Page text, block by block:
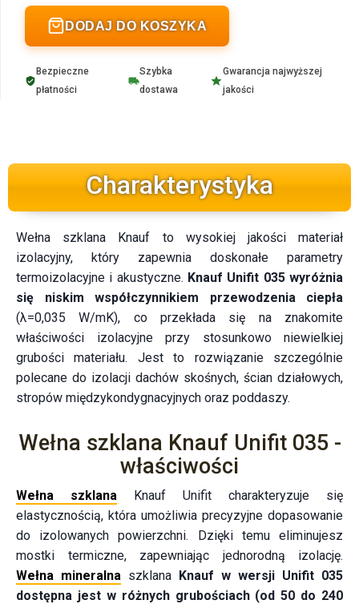
DODAJ DO KOSZYKA
Bezpieczne
płatności
Szybka
dostawa
Gwarancja najwyższej
jakości
Charakterystyka
Wełna szklana Knauf to wysokiej jakości materiał
izolacyjny, który zapewnia doskonałe parametry
termoizolacyjne i akustyczne. Knauf Unifit 035 wyróżnia
się niskim współczynnikiem przewodzenia ciepła
(λ=0,035 W/mK), co przekłada się na znakomite
właściwości izolacyjne przy stosunkowo niewielkiej
grubości materiału. Jest to rozwiązanie szczególnie
polecane do izolacji dachów skośnych, ścian działowych,
stropów międzykondygnacyjnych oraz poddaszy.
Wełna szklana Knauf Unifit 035 -
właściwości
Wełna szklana Knauf Unifit charakteryzuje się
elastycznością, która umożliwia precyzyjne dopasowanie
do izolowanych powierzchni. Dzięki temu eliminujesz
mostki termiczne, zapewniając jednorodną izolację.
Wełna mineralna szklana Knauf w wersji Unifit 035
dostępna jest w różnych grubościach (od 50 do 240